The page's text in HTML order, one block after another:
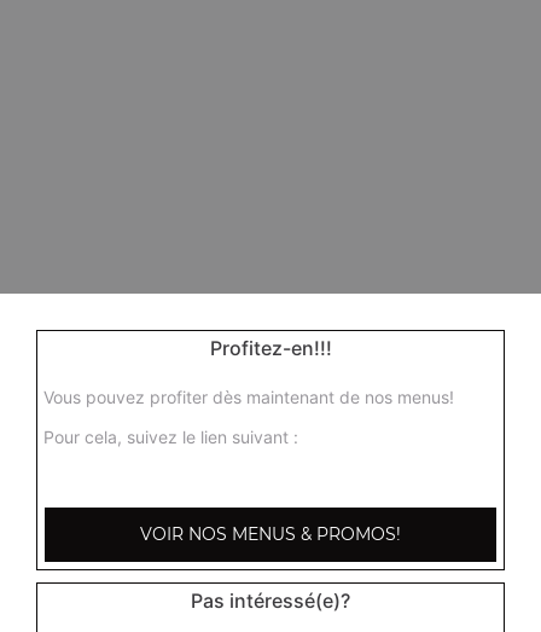
Profitez-en!!!
Vous pouvez profiter dès maintenant de nos menus!
Pour cela, suivez le lien suivant :
VOIR NOS MENUS & PROMOS!
Pas intéressé(e)?